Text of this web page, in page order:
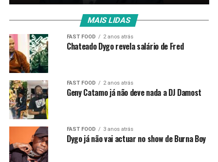
MAIS LIDAS
FAST FOOD 2 anos atrás
Chateado Dygo revela salário de Fred
FAST FOOD 2 anos atrás
Geny Catamo já não deve nada a DJ Damost
FAST FOOD 3 anos atrás
Dygo já não vai actuar no show de Burna Boy